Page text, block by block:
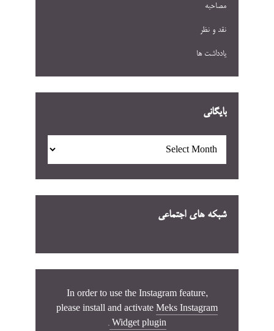
مصاحبه
نقد و نظر
یادداشت ها
بایگانی
شبکه های اجتماعی
In order to use the Instagram feature,
please install and activate Meks Instagram
Widget plugin
.